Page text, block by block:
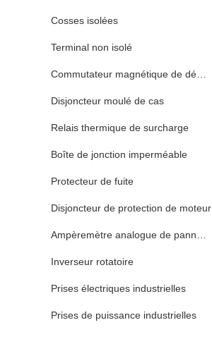
Cosses isolées
Terminal non isolé
Disjoncteur moulé de cas
Relais thermique de surcharge
Boîte de jonction imperméable
Protecteur de fuite
Disjoncteur de protection de moteur
Inverseur rotatoire
Prises électriques industrielles
Prises de puissance industrielles